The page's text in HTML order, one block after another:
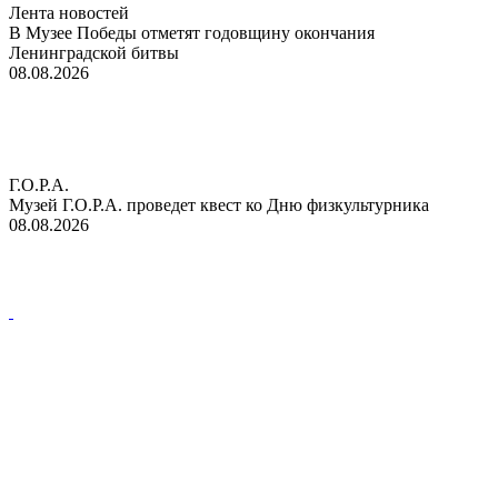
Лента новостей
В Музее Победы отметят годовщину окончания
Ленинградской битвы
08.08.2026
Г.О.Р.А.
Музей Г.О.Р.А. проведет квест ко Дню физкультурника
08.08.2026